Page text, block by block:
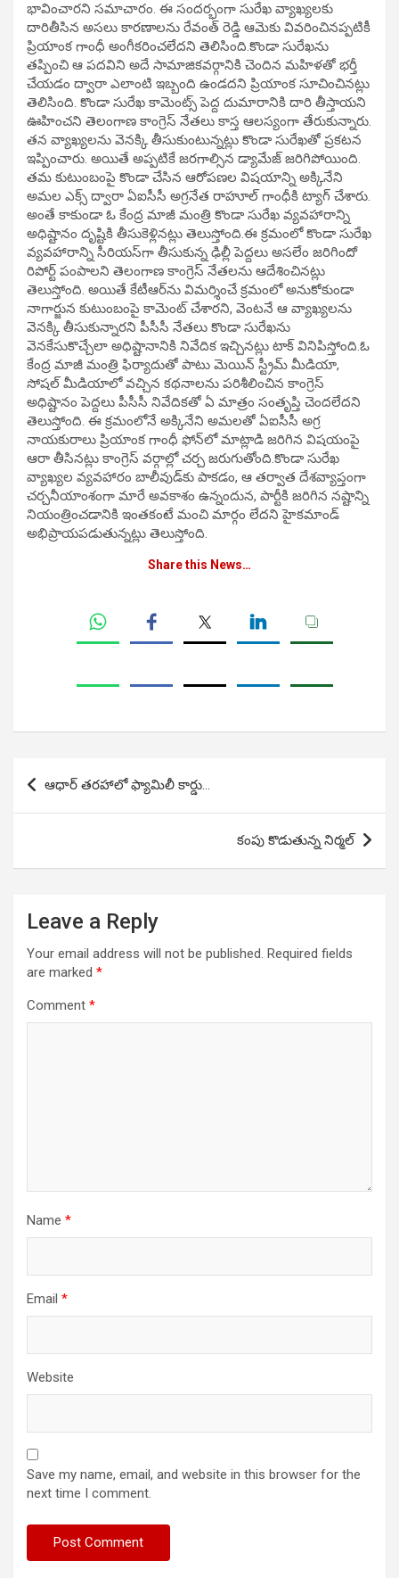
భావించారని సమాచారం. ఈ సందర్భంగా సురేఖ వ్యాఖ్యలకు
దారితీసిన అసలు కారణాలను రేవంత్‌ రెడ్డి ఆమెకు వివరించినప్పటికీ
ప్రియాంక గాంధీ అంగీకరించలేదని తెలిసింది.కొండా సురేఖను
తప్పించి ఆ పదవిని అదే సామాజికవర్గానికి చెందిన మహిళతో భర్తీ
చేయడం ద్వారా ఎలాంటి ఇబ్బంది ఉండదని ప్రియాంక సూచించినట్లు
తెలిసింది. కొండా సురేఖ కామెంట్స్‌ పెద్ద దుమారానికి దారి తీస్తాయని
ఊహించని తెలంగాణ కాంగ్రెస్ నేతలు కాస్త ఆలస్యంగా తేరుకున్నారు.
తన వ్యాఖ్యలను వెనక్కి తీసుకుంటున్నట్లు కొండా సురేఖతో ప్రకటన
ఇప్పించారు. అయితే అప్పటికే జరగాల్సిన డ్యామేజ్ జరిగిపోయింది.
తమ కుటుంబంపై కొండా చేసిన ఆరోపణల విషయాన్ని అక్కినేని
అమల ఎక్స్‌ ద్వారా ఏఐసీసీ అగ్రనేత రాహూల్ గాంధీకి ట్యాగ్ చేశారు.
అంతే కాకుండా ఓ కేంద్ర మాజీ మంత్రి కొండా సురేఖ వ్యవహారాన్ని
అధిష్టానం దృష్టికి తీసుకెళ్లినట్లు తెలుస్తోంది.ఈ క్రమంలో కొండా సురేఖ
వ్యవహారాన్ని సీరియస్‌గా తీసుకున్న ఢిల్లీ పెద్దలు అసలేం జరిగిందో
రిపోర్ట్‌ పంపాలని తెలంగాణ కాంగ్రెస్ నేతలను ఆదేశించినట్లు
తెలుస్తోంది. అయితే కేటీఆర్‌ను విమర్శించే క్రమంలో అనుకోకుండా
నాగార్జున కుటుంబంపై కామెంట్ చేశారని, వెంటనే ఆ వ్యాఖ్యలను
వెనక్కి తీసుకున్నారని పీసీసీ నేతలు కొండా సురేఖను
వెనకేసుకొచ్చేలా అధిష్టానానికి నివేదిక ఇచ్చినట్లు టాక్ వినిపిస్తోంది.ఓ
కేంద్ర మాజీ మంత్రి ఫిర్యాదుతో పాటు మెయిన్ స్ట్రీమ్ మీడియా,
సోషల్ మీడియాలో వచ్చిన కథనాలను పరిశీలించిన కాంగ్రెస్
అధిష్టానం పెద్దలు పీసీసీ నివేదికతో ఏ మాత్రం సంతృప్తి చెందలేదని
తెలుస్తోంది. ఈ క్రమంలోనే అక్కినేని అమలతో ఏఐసీసీ అగ్ర
నాయకురాలు ప్రియాంక గాంధీ ఫోన్‌లో మాట్లాడి జరిగిన విషయంపై
ఆరా తీసినట్లు కాంగ్రెస్ వర్గాల్లో చర్చ జరుగుతోంది.కొండా సురేఖ
వ్యాఖ్యల వ్యవహారం బాలీవుడ్‌కు పాకడం, ఆ తర్వాత దేశవ్యాప్తంగా
చర్చనీయాంశంగా మారే అవకాశం ఉన్నందున, పార్టీకి జరిగిన నష్టాన్ని
నియంత్రించడానికి ఇంతకంటే మంచి మార్గం లేదని హైకమాండ్‌
అభిప్రాయపడుతున్నట్లు తెలుస్తోంది.
Share this News…
Post
navigation
ఆధార్ తరహాలో ఫ్యామిలీ కార్డు…
కంపు కొడుతున్న నిర్మల్
Leave a Reply
Your email address will not be published. Required fields
are marked *
Comment *
Name *
Email *
Website
Save my name, email, and website in this browser for the
next time I comment.